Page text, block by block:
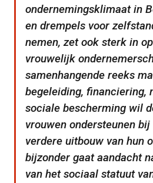
ondernemingsklimaat in
en drempels voor
nemen, zet ook sterk in
vrouwelijk
samenhangende reeks
begeleiding, financiering,
sociale bescherming wil
vrouwen ondersteunen
verdere uitbouw van hun
bijzonder gaat aandacht
van het sociaal statuut